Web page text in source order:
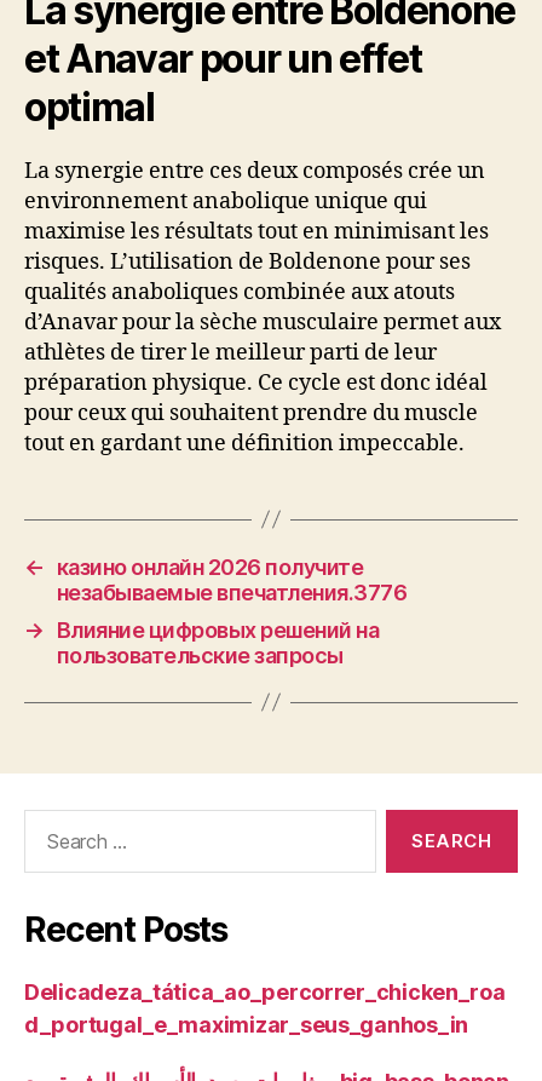
La synergie entre Boldenone
et Anavar pour un effet
optimal
La synergie entre ces deux composés crée un
environnement anabolique unique qui
maximise les résultats tout en minimisant les
risques. L’utilisation de Boldenone pour ses
qualités anaboliques combinée aux atouts
d’Anavar pour la sèche musculaire permet aux
athlètes de tirer le meilleur parti de leur
préparation physique. Ce cycle est donc idéal
pour ceux qui souhaitent prendre du muscle
tout en gardant une définition impeccable.
←
казино онлайн 2026 получите
незабываемые впечатления.3776
→
Влияние цифровых решений на
пользовательские запросы
Recent Posts
Delicadeza_tática_ao_percorrer_chicken_roa
d_portugal_e_maximizar_seus_ganhos_in